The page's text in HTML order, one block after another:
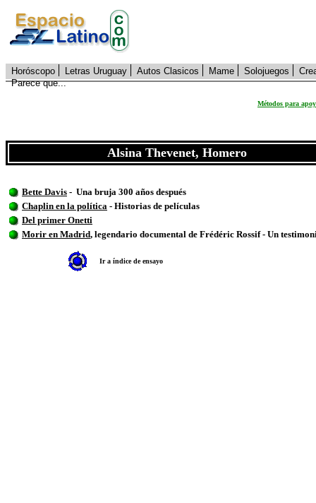
Horóscopo Letras Uruguay Autos Clasicos Mame Solojuegos
Parece que...
Métodos para
Alsina Thevenet, Homero
Bette Davis - Una bruja 300 años después
Chaplin en la política - Historias de películas
Del primer Onetti
Morir en Madrid, legendario documental de Frédéric Rossif - Un
Ir a índice de ensayo